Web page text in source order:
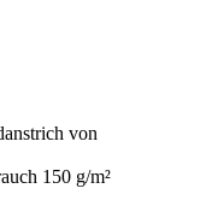
von
150 g/m²